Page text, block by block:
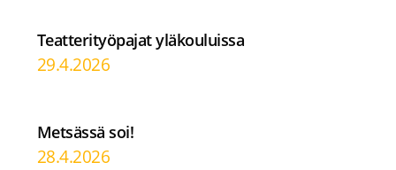
Teatterityöpajat yläkouluissa
29.4.2026
Metsässä soi!
28.4.2026